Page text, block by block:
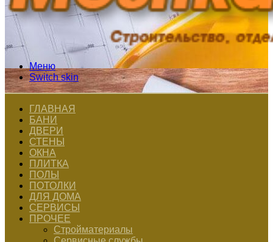
Меню
Switch skin
ГЛАВНАЯ
БАНИ
ДВЕРИ
СТЕНЫ
ОКНА
ПЛИТКА
ПОЛЫ
ПОТОЛКИ
ДЛЯ ДОМА
СЕРВИСЫ
ПРОЧЕЕ
Стройматериалы